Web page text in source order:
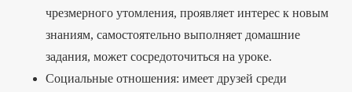
чрезмерного утомления, проявляет интерес к новым
знаниям, самостоятельно выполняет домашние
задания, может сосредоточиться на уроке.
Социальные отношения: имеет друзей среди